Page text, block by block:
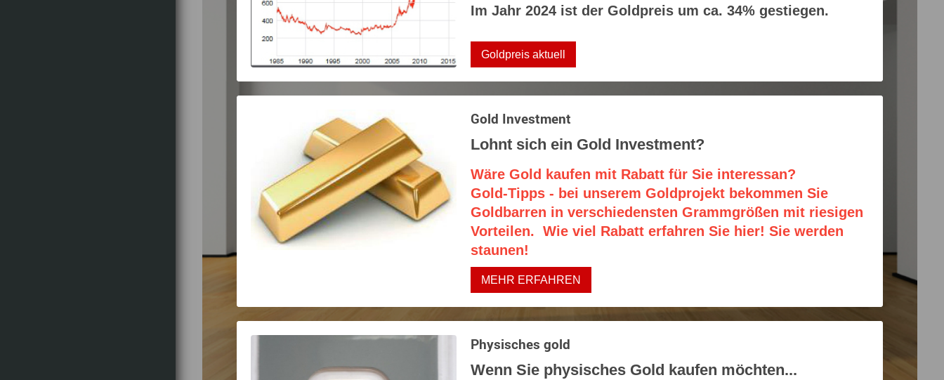
Im Jahr 2024 ist der Goldpreis um ca. 34% gestiegen.
Goldpreis aktuell
Gold Investment
Lohnt sich ein Gold Investment?
Wäre Gold kaufen mit Rabatt für Sie interessan?
Gold-Tipps - bei unserem Goldprojekt bekommen Sie
Goldbarren in verschiedensten Grammgrößen mit riesigen
Vorteilen. Wie viel Rabatt erfahren Sie hier! Sie werden
staunen!
MEHR ERFAHREN
Physisches gold
Wenn Sie physisches Gold kaufen möchten...